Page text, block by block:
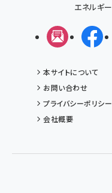
エネルギ
メルマガ
本サイトについて
お問い合わせ
プライバシーポリシー
会社概要